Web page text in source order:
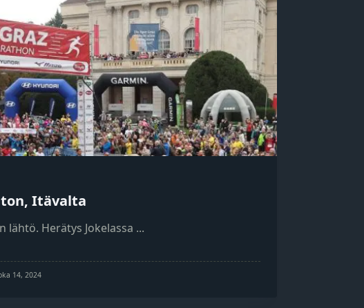
Itävalta
lähtö. Herätys Jokelassa ...
14, 2024